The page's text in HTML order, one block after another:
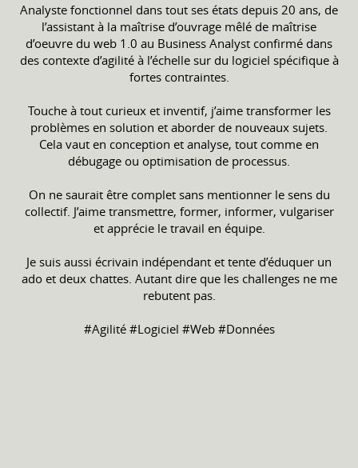
Analyste fonctionnel dans tout ses états depuis 20 ans, de
l’assistant à la maîtrise d’ouvrage mêlé de maîtrise
d’oeuvre du web 1.0 au Business Analyst confirmé dans
des contexte d’agilité à l’échelle sur du logiciel spécifique à
fortes contraintes.
Touche à tout curieux et inventif, j’aime transformer les
problèmes en solution et aborder de nouveaux sujets.
Cela vaut en conception et analyse, tout comme en
débugage ou optimisation de processus.
On ne saurait être complet sans mentionner le sens du
collectif. J’aime transmettre, former, informer, vulgariser
et apprécie le travail en équipe.
Je suis aussi écrivain indépendant et tente d’éduquer un
ado et deux chattes. Autant dire que les challenges ne me
rebutent pas.
#Agilité #Logiciel #Web #Données